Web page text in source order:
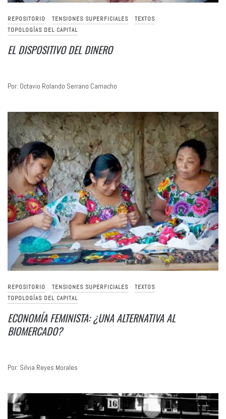
REPOSITORIO TENSIONES SUPERFICIALES
TEXTOS
TOPOLOGÍAS DEL CAPITAL
EL DISPOSITIVO DEL DINERO
Por: Octavio Rolando Serrano Camacho
REPOSITORIO TENSIONES SUPERFICIALES
TEXTOS
TOPOLOGÍAS DEL CAPITAL
ECONOMÍA FEMINISTA: ¿UNA ALTERNATIVA AL
BIOMERCADO?
Por: Silvia Reyes Morales